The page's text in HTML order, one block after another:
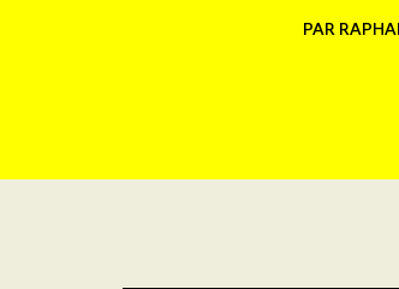
RESSOURCES HUMAINESPAR